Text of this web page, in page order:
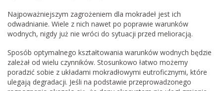
Najpoważniejszym zagrożeniem dla mokradeł jest ich
odwadnianie. Wiele z nich nawet po poprawie warunków
wodnych, nigdy już nie wróci do sytuacji przed melioracją.
Sposób optymalnego kształtowania warunków wodnych będzie
zależał od wielu czynników. Stosunkowo łatwo możemy
poradzić sobie z układami mokradłowymi eutroficznymi, które
ulegają degradacji. Jeśli na podstawie przeprowadzonego